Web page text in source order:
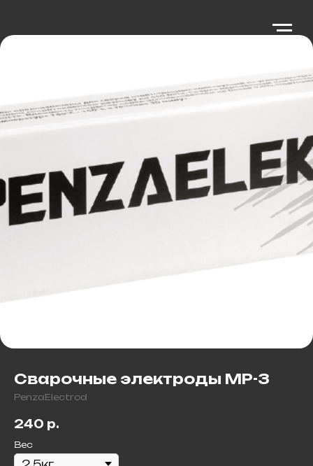
Сварочные электроды МР-3
PenzaElectrod
240 р.
Вес